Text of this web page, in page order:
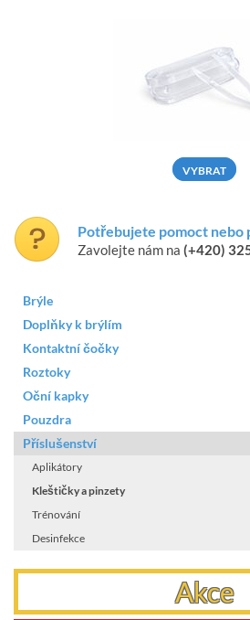
VYBRAT
Potřebujete pomoct nebo
Zavolejte nám na (+420)
Brýle
Doplňky k brýlím
Kontaktní čočky
Roztoky
Oční kapky
Pouzdra
Příslušenství
Aplikátory
Kleštičky a pinzety
Trénování
Desinfekce
Akce